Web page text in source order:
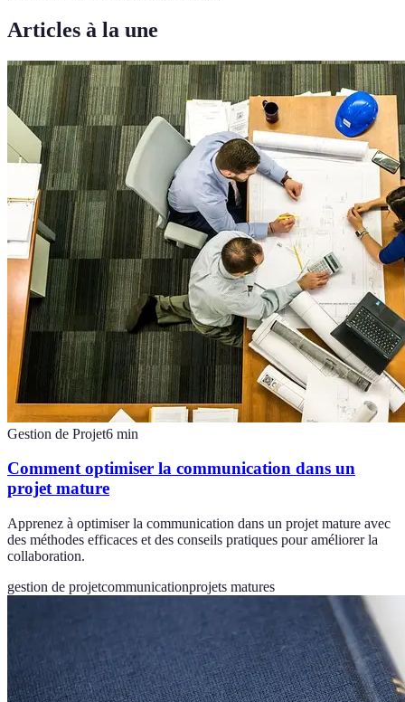
Articles à la une
Gestion de Projet6 min
Comment optimiser la communication dans un
projet mature
Apprenez à optimiser la communication dans un projet mature avec
des méthodes efficaces et des conseils pratiques pour améliorer la
collaboration.
gestion de projetcommunicationprojets matures